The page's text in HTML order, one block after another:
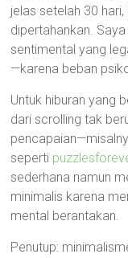
jelas setelah 30
dipertahankan.
sentimental yang
—karena beban
Untuk hiburan yang
dari scrolling tak
seperti
sederhana namun
minimalis karena
mental berantakan.
Penutup: